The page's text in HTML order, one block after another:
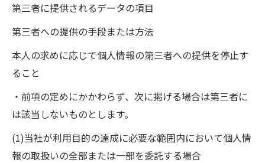
第三者に提供されるデータの項目
第三者への提供の手段または方法
本人の求めに応じて個人情報の第三者への提供を停止す
ること
・前項の定めにかかわらず、次に掲げる場合は第三者に
は該当しないものとします。
(1)当社が利用目的の達成に必要な範囲内において個人情
報の取扱いの全部または一部を委託する場合